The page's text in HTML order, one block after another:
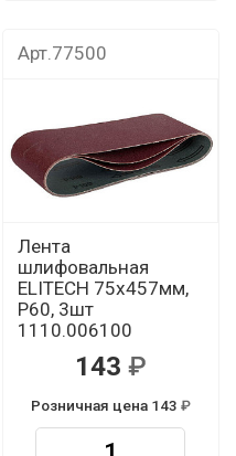
Арт.77500
Лента
шлифовальная
ELITECH 75х457мм,
Р60, 3шт
1110.006100
143
Розничная цена 143